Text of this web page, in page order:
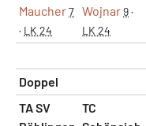
Maucher7
· LK 24
Wojnar9·
LK 24
Doppel
TA SV
TC